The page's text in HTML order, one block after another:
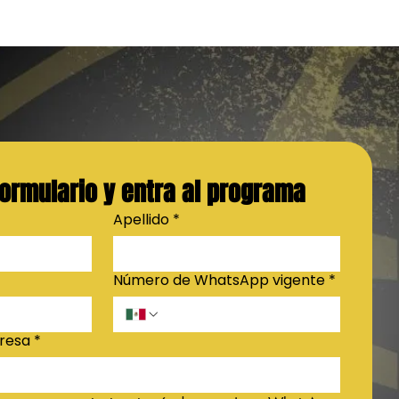
y entra al programa
Apellido *
Número de WhatsApp vigente *
*